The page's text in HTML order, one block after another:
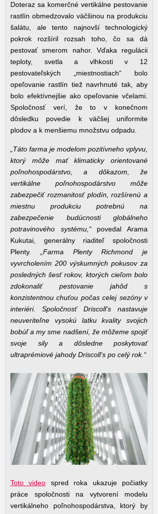
Doteraz sa komerčné vertikálne pestovanie
rastlín obmedzovalo väčšinou na produkciu
šalátu, ale tento najnovší technologický
pokrok rozšíril rozsah toho, čo sa dá
pestovať smerom nahor. Vďaka regulácii
teploty, svetla a vlhkosti v 12
pestovateľských „miestnostiach“ bolo
opeľovanie rastlín tiež navrhnuté tak, aby
bolo efektívnejšie ako opeľovanie včelami.
Spoločnosť verí, že to v konečnom
dôsledku povedie k väčšej uniformite
plodov a k menšiemu množstvu odpadu.
„Táto farma je modelom pozitívneho vplyvu,
ktorý môže mať klimaticky orientované
poľnohospodárstvo, a dôkazom, že
vertikálne poľnohospodárstvo môže
zabezpečiť rozmanitosť plodín, rozšírenú a
miestnu produkciu potrebnú na
zabezpečenie budúcnosti globálneho
potravinového systému,“povedal Arama
Kukutai, generálny riaditeľ spoločnosti
Plenty.
„Farma Plenty Richmond je
vyvrcholením 200 výskumných pokusov za
posledných šesť rokov, ktorých cieľom bolo
zdokonaliť pestovanie jahôd s
konzistentnou chuťou počas celej sezóny v
interiéri. Spoločnosť Driscoll's nastavuje
neuveriteľne vysokú latku kvality svojich
bobúľ a my sme nadšení, že môžeme spojiť
svoje sily a dôsledne poskytovať
ultraprémiové jahody Driscoll's po celý rok.“
Toto video spred roka ukazuje počiatky
práce spoločnosti na vytvorení modelu
vertikálneho poľnohospodárstva, ktorý by